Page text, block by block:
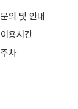
문의 및 안내
이용시간
주차